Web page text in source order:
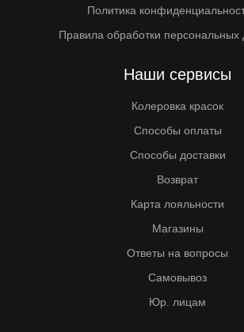
Политика
Правила обработки персональных
Наши сервисы
Колеровка красок
Способы оплаты
Способы доставки
Возврат
Карта лояльности
Магазины
Ответы на вопросы
Самовывоз
Юр. лицам